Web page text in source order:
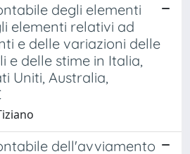
degli elementi
elementi relativi ad
e delle variazioni delle
e delle stime in Italia,
Uniti, Australia,
dell'avviamento